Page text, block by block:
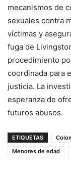
mecanismos de
sexuales contra
víctimas y
fuga de
procedimiento
coordinada para
justicia. La
esperanza de
futuros abusos.
ETIQUETAS
Menores de edad